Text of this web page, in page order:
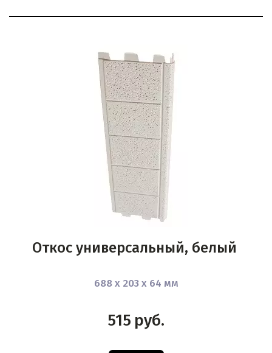
Откос универсальный, белый
688 х 203 х 64 мм
515 руб.